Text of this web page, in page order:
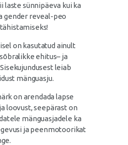
laste sünnipäeva kui ka
gender reveal-peo
on kasutatud ainult
ehitus– ja
leiab
mänguasju.
on arendada lapse
loovust, seepärast on
mänguasjadele ka
ja peenmotoorikat